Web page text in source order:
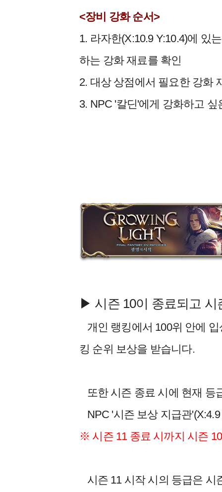
<장비 강화 순서>
1. 라자한(X:10.9 Y:10.4)에 있
하는 강화 재료를 확인
2. 대상 상점에서 필요한 강화
3. NPC '칼딘'에게 강화하고
▶ 시즌 10이 종료되고
개인 랭킹에서 100위 안에
킹 순위 보상을 받습니다.
또한 시즌 종료 시에 현재 등
NPC '시즌 보상 지급관
※ 시즌 11 종료 시까지 시즌
시즌 11 시작 시의 등급은 시